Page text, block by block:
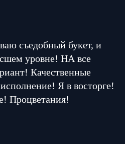
съедобный букет, и
уровне! НА все
Качественные
Я в восторге!
Процветания!